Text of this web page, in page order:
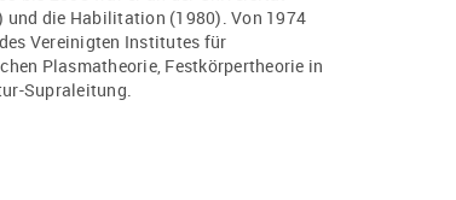
und die Habilitation (1980). Von 1974
Vereinigten Institutes für
Plasmatheorie, Festkörpertheorie in
Supraleitung.